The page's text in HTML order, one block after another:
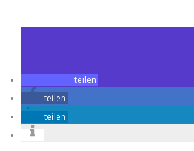
teilen
teilen
teilen